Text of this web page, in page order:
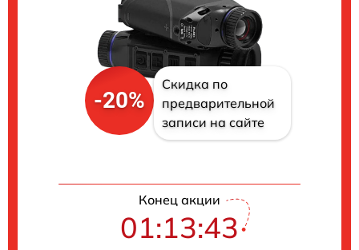
-20%
Скидка по
предварительной
записи на сайте
Конец акции
01:13:42